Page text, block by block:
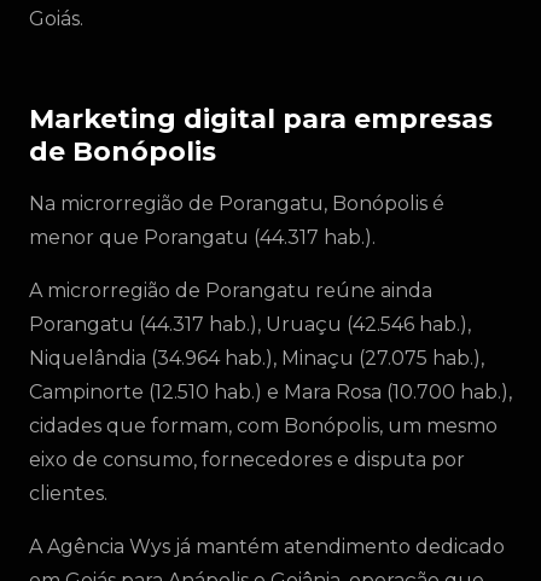
Goiás.
Marketing digital para empresas
de Bonópolis
Na microrregião de Porangatu, Bonópolis é
menor que Porangatu (44.317 hab.).
A microrregião de Porangatu reúne ainda
Porangatu (44.317 hab.), Uruaçu (42.546 hab.),
Niquelândia (34.964 hab.), Minaçu (27.075 hab.),
Campinorte (12.510 hab.) e Mara Rosa (10.700 hab.),
cidades que formam, com Bonópolis, um mesmo
eixo de consumo, fornecedores e disputa por
clientes.
A Agência Wys já mantém atendimento dedicado